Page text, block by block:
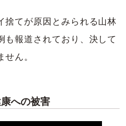
捨てが原因とみられる山林
も報道されており、決して
ん。
への被害